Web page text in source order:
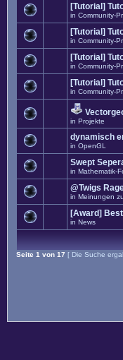
[Tutorial]
in Community-
[Tutorial]
in Community-
[Tutorial]
in Community-
[Tutorial]
in Community-
in Projekte
dynamisch
in OpenGL
Swept
in Mathematik-
@Twigs
in Meinungen
[Award]
in News
Seite 1 von 17 [ Die Suche